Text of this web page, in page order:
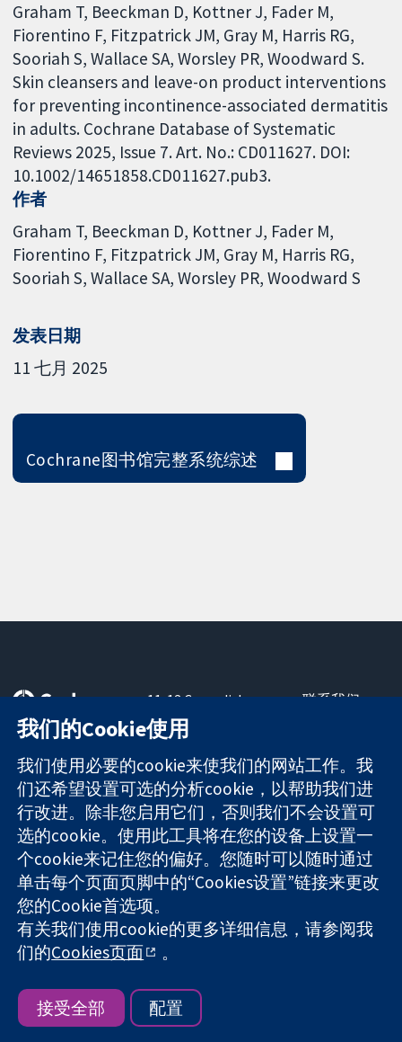
Graham T, Beeckman D, Kottner J, Fader M,
Fiorentino F, Fitzpatrick JM, Gray M, Harris RG,
Sooriah S, Wallace SA, Worsley PR, Woodward S.
Skin cleansers and leave-on product interventions
for preventing incontinence-associated dermatitis
in adults. Cochrane Database of Systematic
Reviews 2025, Issue 7. Art. No.: CD011627. DOI:
10.1002/14651858.CD011627.pub3.
作者
Graham T Beeckman D Kottner J Fader M
Fiorentino F Fitzpatrick JM Gray M Harris RG
Sooriah S Wallace SA Worsley PR Woodward S
发表日期
11 七月 2025
Cochrane图书馆完整系统综述
可信任的证据
知情决定
更完善的医疗健
康
11-13 Cavendish
Square
London
W1G 0AN
United Kingdom
联系我们
关于我们
工作机会
Cochrane
Library
The Cochrane Collaboration is a charity (no. 1045921) and a
company limited by guarantee (no. 03044323) registered in
England & Wales. VAT registration number GB 718 2127 49.
版权所有：© 2026 Cochrane协作网
我们的Cookie使用
我们使用必要的cookie来使我们的网站工作。我
们还希望设置可选的分析cookie，以帮助我们进
行改进。除非您启用它们，否则我们不会设置可
选的cookie。使用此工具将在您的设备上设置一
个cookie来记住您的偏好。您随时可以随时通过
单击每个页面页脚中的“Cookies设置”链接来更改
您的Cookie首选项。
有关我们使用cookie的更多详细信息，请参阅我
们的Cookies页面 。
接受全部 配置